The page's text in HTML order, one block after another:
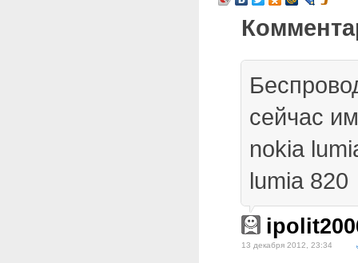
сейчас
nokia
lumia 820
13 декабря 2012, 23:34